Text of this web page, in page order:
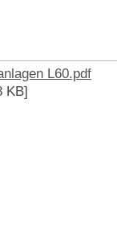
L60.pdf
KB]